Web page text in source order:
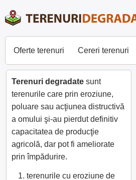
Oferte terenuri Cereri terenuri
Terenuri degradate sunt
terenurile care prin eroziune,
poluare sau acţiunea distructivă
a omului şi-au pierdut definitiv
capacitatea de producţie
agricolă, dar pot fi ameliorate
prin împădurire.
terenurile cu eroziune de